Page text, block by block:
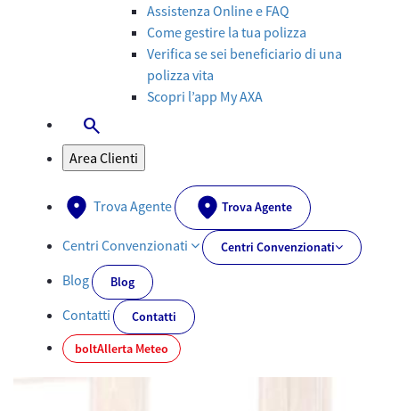
Assistenza Online e FAQ
Come gestire la tua polizza
Verifica se sei beneficiario di una
polizza vita
Scopri l’app My AXA
searchApri-Chiudi Barra di ricerca
Area Clienti
Trova Agente Trova Agente
Centri Convenzionati Centri Convenzionati
Blog Blog
Contatti
Contatti
boltAllerta Meteo